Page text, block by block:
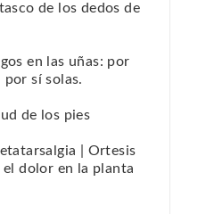
de los dedos de
en las uñas: por
por sí solas.
de los pies
| Ortesis
el dolor en la planta